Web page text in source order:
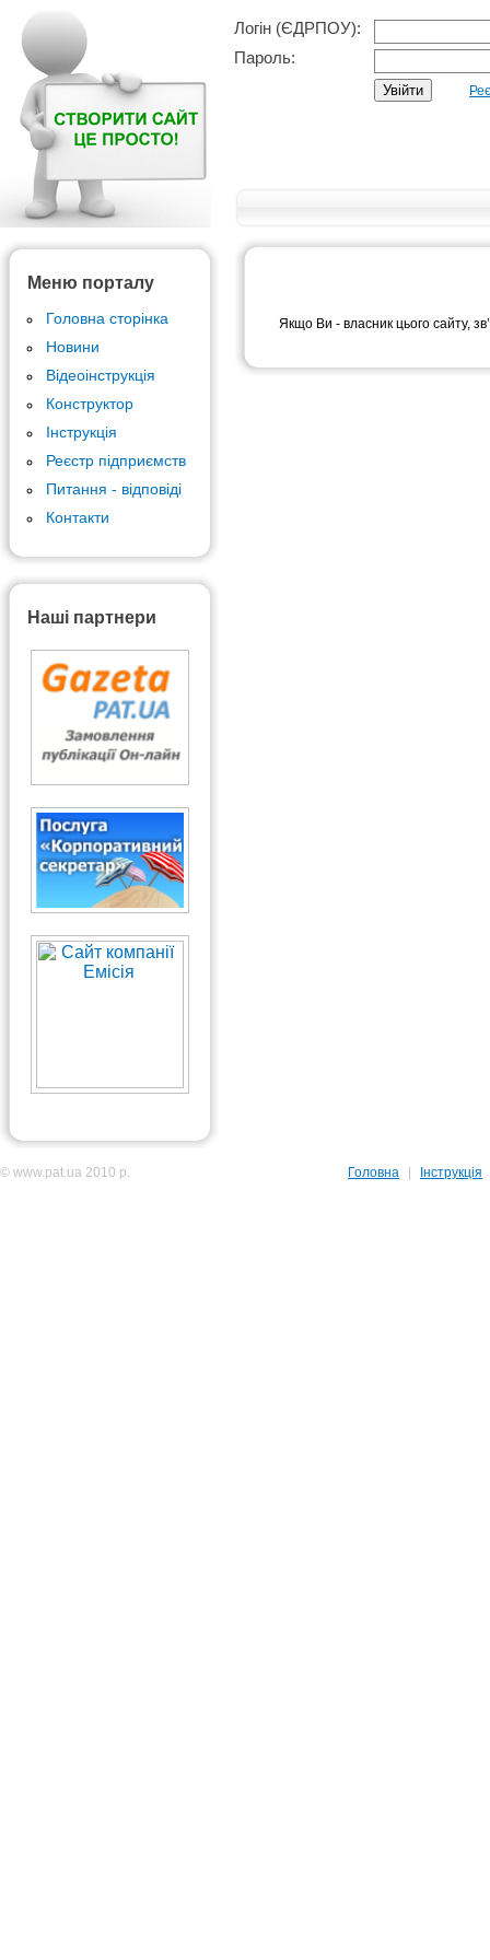
Логін (ЄДРПОУ):
Пароль:
Меню порталу
Головна сторінка
Новини
Відеоінструкція
Конструктор
Інструкція
Реєстр підприємств
Питання - відповіді
Контакти
Наші партнери
Якщо Ви - власник цього сайту,
© www.pat.ua 2010 р. Головна Інструкція